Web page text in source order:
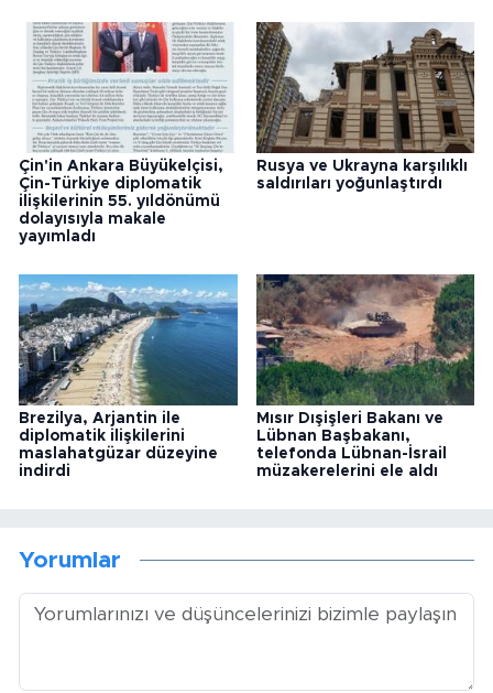
Çin'in Ankara Büyükelçisi,
Çin-Türkiye diplomatik
ilişkilerinin 55. yıldönümü
dolayısıyla makale
yayımladı
Rusya ve Ukrayna karşılıklı
saldırıları yoğunlaştırdı
Brezilya, Arjantin ile
diplomatik ilişkilerini
maslahatgüzar düzeyine
indirdi
Mısır Dışişleri Bakanı ve
Lübnan Başbakanı,
telefonda Lübnan-İsrail
müzakerelerini ele aldı
Yorumlar